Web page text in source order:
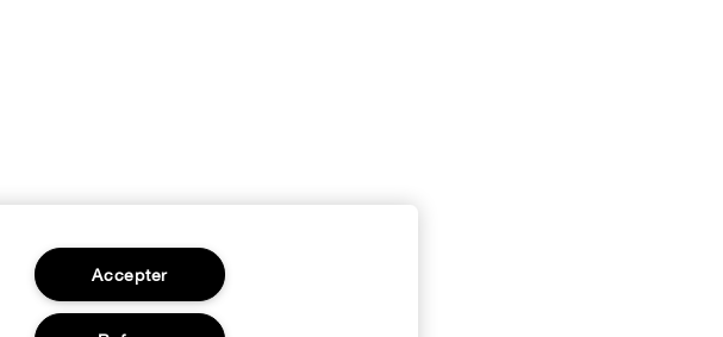
Accepter